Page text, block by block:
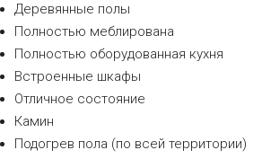
Деревянные полы
Полностью меблирована
Полностью оборудованная кухня
Встроенные шкафы
Отличное состояние
Камин
Подогрев пола (по всей территории)